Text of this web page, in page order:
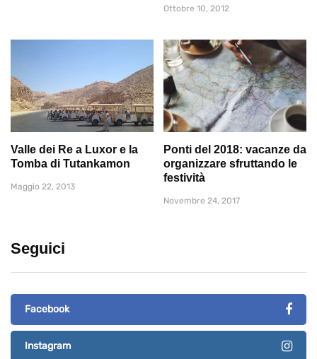
Ottobre 10, 2012
Valle dei Re a Luxor e la
Tomba di Tutankamon
Maggio 22, 2013
Ponti del 2018: vacanze da
organizzare sfruttando le
festività
Novembre 24, 2017
Seguici
Facebook
Instagram